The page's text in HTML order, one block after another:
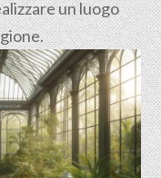
un luogo